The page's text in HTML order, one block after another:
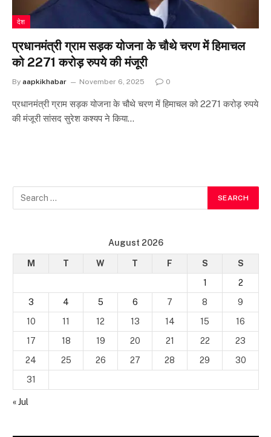
देश
प्रधानमंत्री ग्राम सड़क योजना के चौथे चरण में हिमाचल
को 2271 करोड़ रुपये की मंजूरी
By aapkikhabar November 6, 2025 0
प्रधानमंत्री ग्राम सड़क योजना के चौथे चरण में हिमाचल को 2271 करोड़ रुपये
की मंजूरी सांसद सुरेश कश्यप ने किया…
August 2026
M T W T F S
S
1
2
3
4 5 6 7 8
9
10
11 12 13 14 15
16
17
18 19 20 21 22
23
24
25 26 27 28 29
30
31
« Jul